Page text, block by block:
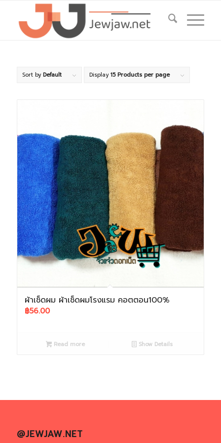
Sort byDefault Display15 Products per page
ผ้าเช็ดผม ผ้าเช็ดผมโรงแรม คอตตอน100%
฿56.00
Read more Show Details
@JEWJAW.NET